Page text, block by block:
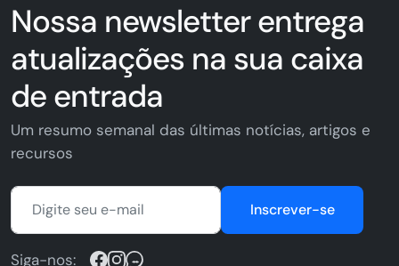
Nossa newsletter entrega
atualizações na sua caixa
de entrada
Um resumo semanal das últimas notícias, artigos e
recursos
Inscrever-se
Siga-nos: